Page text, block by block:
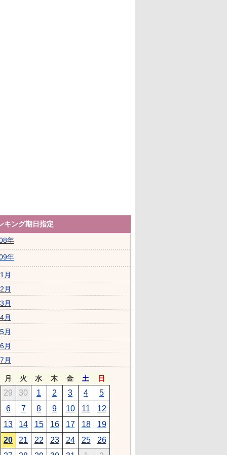
キング期日指定
年
年
1月
2月
3月
4月
5月
6月
7月
月 火 水 木 金 土 日
29 30 1 2 3 4
5
6
7 8 9 10 11
12
13
14 15 16 17 18
19
20
21 22 23 24 25
26